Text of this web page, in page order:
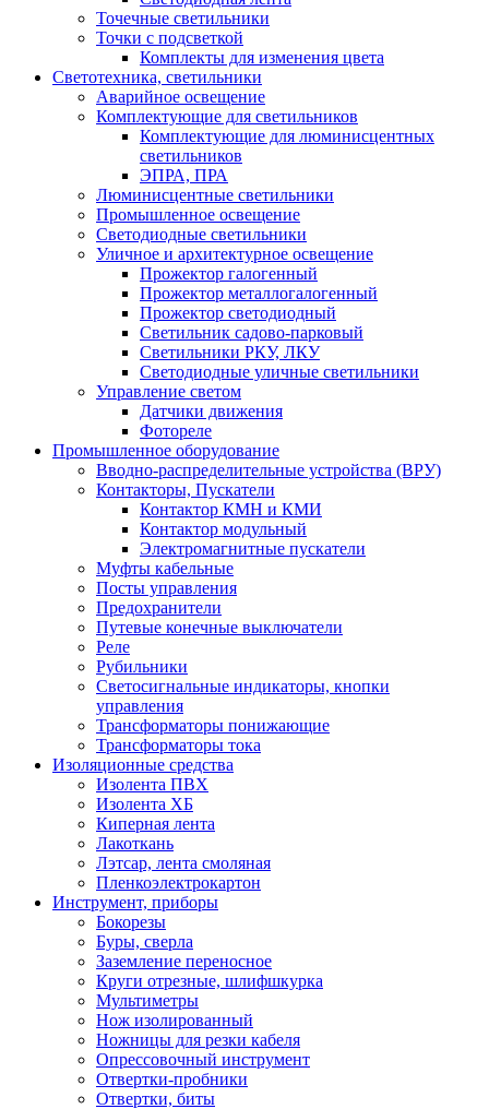
Точечные светильники
Точки с подсветкой
Комплекты для изменения цвета
Светотехника, светильники
Аварийное освещение
Комплектующие для светильников
Комплектующие для люминисцентных
светильников
ЭПРА, ПРА
Люминисцентные светильники
Промышленное освещение
Светодиодные светильники
Уличное и архитектурное освещение
Прожектор галогенный
Прожектор металлогалогенный
Прожектор светодиодный
Светильник садово-парковый
Светильники РКУ, ЛКУ
Светодиодные уличные светильники
Управление светом
Датчики движения
Фотореле
Промышленное оборудование
Вводно-распределительные устройства (ВРУ)
Контакторы, Пускатели
Контактор КМН и КМИ
Контактор модульный
Электромагнитные пускатели
Муфты кабельные
Посты управления
Предохранители
Путевые конечные выключатели
Реле
Рубильники
Светосигнальные индикаторы, кнопки
управления
Трансформаторы понижающие
Трансформаторы тока
Изоляционные средства
Изолента ПВХ
Изолента ХБ
Киперная лента
Лакоткань
Лэтсар, лента смоляная
Пленкоэлектрокартон
Инструмент, приборы
Бокорезы
Буры, сверла
Заземление переносное
Круги отрезные, шлифшкурка
Мультиметры
Нож изолированный
Ножницы для резки кабеля
Опрессовочный инструмент
Отвертки-пробники
Отвертки, биты